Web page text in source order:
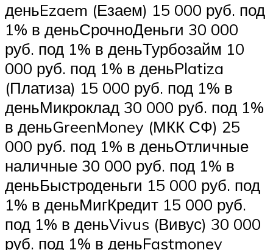
деньEzaem (Езаем) 15 000 руб. под
1% в деньСрочноДеньги 30 000
руб. под 1% в деньТурбозайм 10
000 руб. под 1% в деньPlatiza
(Платиза) 15 000 руб. под 1% в
деньМикроклад 30 000 руб. под 1%
в деньGreenMoney (МКК СФ) 25
000 руб. под 1% в деньОтличные
наличные 30 000 руб. под 1% в
деньБыстроденьги 15 000 руб. под
1% в деньМигКредит 15 000 руб.
под 1% в деньVivus (Вивус) 30 000
руб. под 1% в деньFastmoney